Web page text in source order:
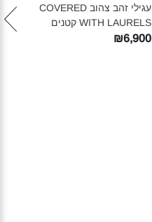
עגילי זהב צהוב COVERED
WITH LAURELS קטנים‎
₪6,900